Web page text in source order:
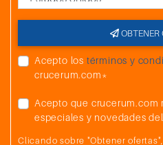
Acepto los términos y
crucerum.com*
Acepto que crucerum.com
especiales y novedades
Clicando sobre "Obtener